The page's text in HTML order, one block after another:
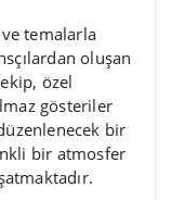
ve temalarla
oluşan
özel
gösteriler
bir
bir atmosfer